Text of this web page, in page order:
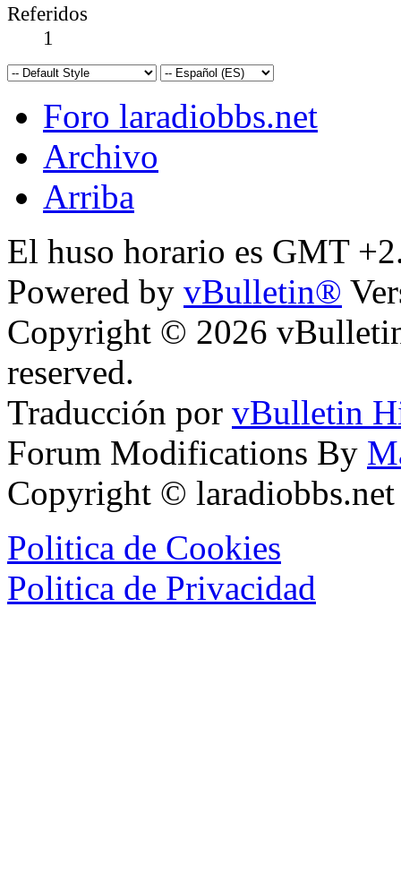
Referidos
1
Foro laradiobbs.net
Archivo
Arriba
El huso horario es GMT
Powered by vBulletin®
Copyright © 2026
reserved.
Traducción por vBulletin
Forum Modifications By
Copyright ©
Politica de Cookies
Politica de Privacidad